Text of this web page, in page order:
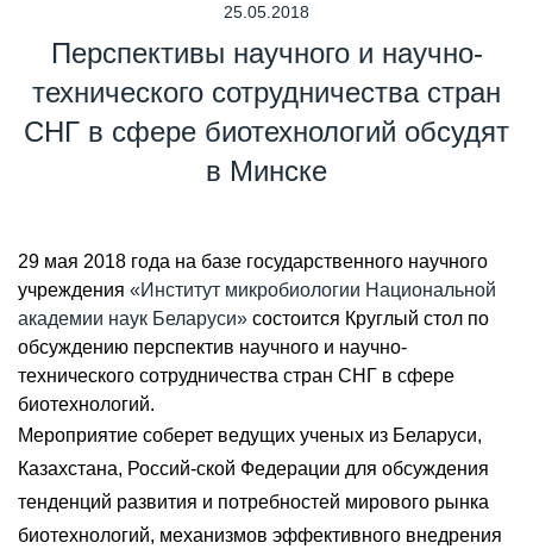
25.05.2018
Перспективы научного и научно-
технического сотрудничества стран
СНГ в сфере биотехнологий обсудят
в Минске
29 мая 2018 года на базе государственного научного
учреждения «Институт микробиологии Национальной
академии наук Беларуси» состоится Круглый стол по
обсуждению перспектив научного и научно-
технического сотрудничества стран СНГ в сфере
биотехнологий.
Мероприятие соберет ведущих ученых из Беларуси,
Казахстана, Россий-ской Федерации для обсуждения
тенденций развития и потребностей мирового рынка
биотехнологий, механизмов эффективного внедрения